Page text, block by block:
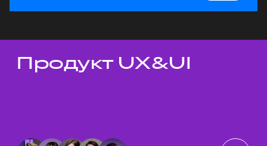
Темы докладов
Продукт UX&UI